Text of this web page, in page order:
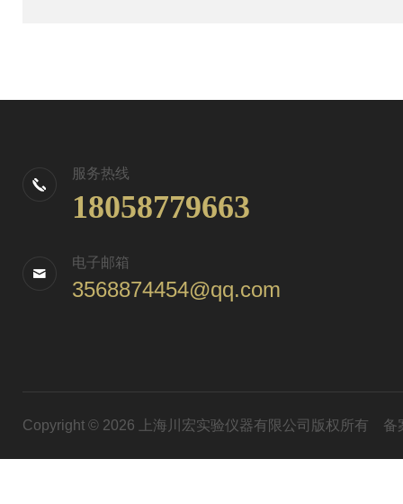
服务热线
18058779663
电子邮箱
3568874454@qq.com
Copyright © 2026 上海川宏实验仪器有限公司版权所有 备